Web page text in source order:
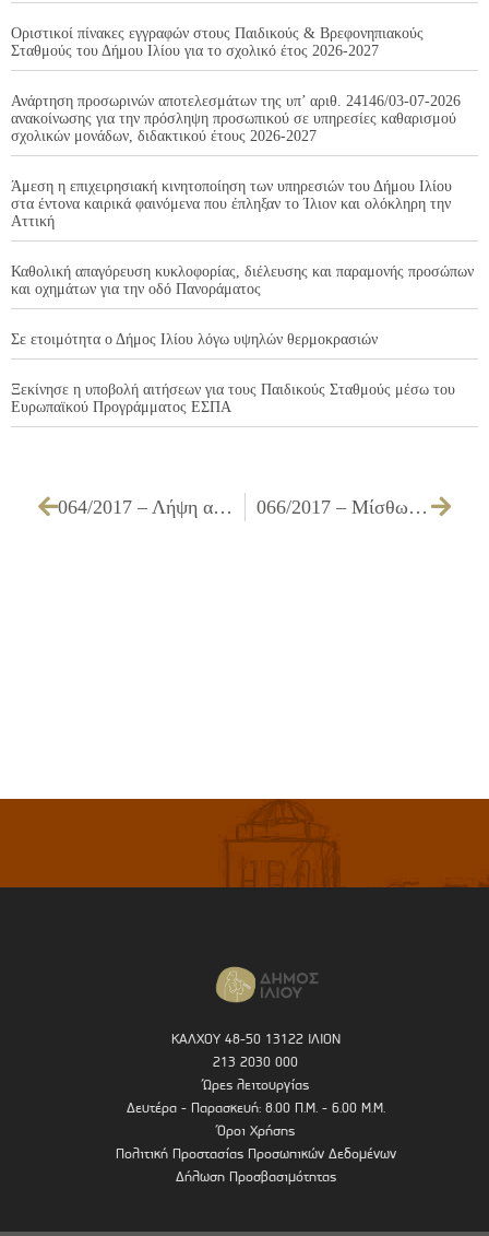
Οριστικοί πίνακες εγγραφών στους Παιδικούς & Βρεφονηπιακούς
Σταθμούς του Δήμου Ιλίου για το σχολικό έτος 2026-2027
Ανάρτηση προσωρινών αποτελεσμάτων της υπ’ αριθ. 24146/03-07-2026
ανακοίνωσης για την πρόσληψη προσωπικού σε υπηρεσίες καθαρισμού
σχολικών μονάδων, διδακτικού έτους 2026-2027
Άμεση η επιχειρησιακή κινητοποίηση των υπηρεσιών του Δήμου Ιλίου
στα έντονα καιρικά φαινόμενα που έπληξαν το Ίλιον και ολόκληρη την
Αττική
Καθολική απαγόρευση κυκλοφορίας, διέλευσης και παραμονής προσώπων
και οχημάτων για την οδό Πανοράματος
Σε ετοιμότητα ο Δήμος Ιλίου λόγω υψηλών θερμοκρασιών
Ξεκίνησε η υποβολή αιτήσεων για τους Παιδικούς Σταθμούς μέσω του
Ευρωπαϊκού Προγράμματος ΕΣΠΑ
064/2017 – Λήψη απόφασης για θέσεις στάθμευσης ΑμεΑ 066/2017 – Μίσθωση οικήματος για στέγαση των επιμορφωτικών δραστηριοτήτων του Δήμου Ιλίου
ΚΑΛΧΟΥ 48-50 13122 ΙΛΙΟΝ
213 2030 000
Ώρες λειτουργίας
Δευτέρα - Παρασκευή: 8.00 Π.Μ. - 6.00 Μ.Μ.
Όροι Χρήσης
Πολιτική Προστασίας Προσωπικών Δεδομένων
Δήλωση Προσβασιμότητας